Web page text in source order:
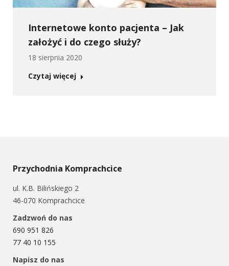
Internetowe konto pacjenta – Jak
założyć i do czego służy?
18 sierpnia 2020
Czytaj więcej
Przychodnia Komprachcice
ul. K.B. Bilińskiego 2
46-070 Komprachcice
Zadzwoń do nas
690 951 826
77 40 10 155
Napisz do nas